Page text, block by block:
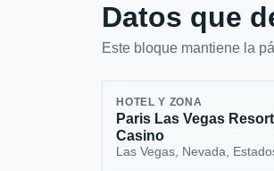
Datos que
Este bloque mantiene la
HOTEL Y ZONA
Paris Las Vegas
Casino
Las Vegas, Nevada,